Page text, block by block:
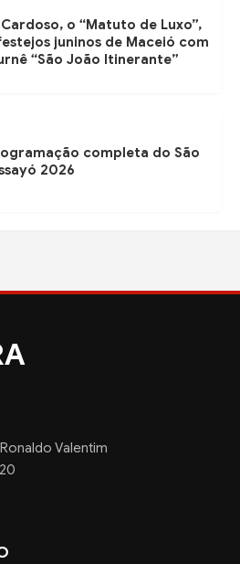
o “Matuto de Luxo”,
juninos de Maceió com
“São João Itinerante”
completa do São
2026
Valentim